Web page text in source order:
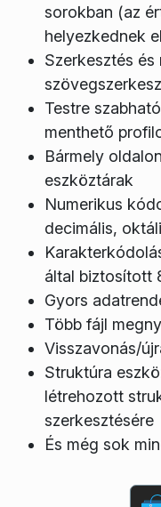
sorokban (az
helyezkednek
Szerkesztés
Testre
menthető
Bármely
eszköztárak
Numerikus
decimális,
által biztosított
Gyors
Több fájl
Visszavonás/
Struktúra
létrehozott
szerkesztésére
És még sok